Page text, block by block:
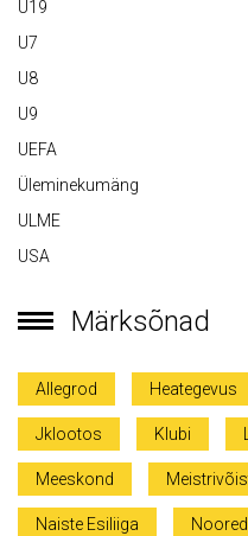
U19
U7
U8
U9
UEFA
Üleminekumäng
ULME
USA
Märksõnad
Allegrod Heategevus
Jklootos Klubi
Meeskond
Naiste Esiliiga Noored